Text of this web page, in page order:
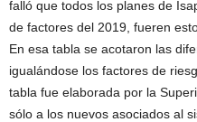
falló que todos los planes de
de factores del 2019, fueren
En esa tabla se acotaron las
igualándose los factores de
tabla fue elaborada por la
sólo a los nuevos asociados al